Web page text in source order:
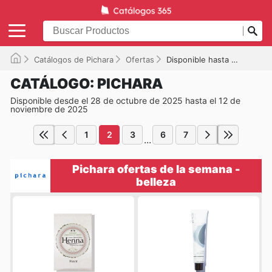
Catálogos de Pichara Ofertas Disponible hasta el 12-11-2025
CATÁLOGO: PICHARA
Disponible desde el 28 de octubre de 2025 hasta el 12 de
noviembre de 2025
1 2 3 ... 6 7
Pichara ofertas de la semana -
belleza